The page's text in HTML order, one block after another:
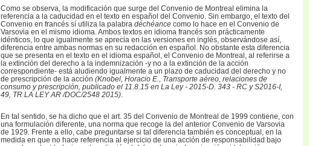
Como se observa, la modificación que surge del Convenio de Montreal elimina la
referencia a la caducidad en el texto en español del Convenio. Sin embargo, el texto del
Convenio en francés sí utiliza la palabra déchéance como lo hace en el Convenio de
Varsovia en el mismo idioma. Ambos textos en idioma francés son prácticamente
idénticos, lo que igualmente se aprecia en las versiones en inglés, observándose así,
diferencia entre ambas normas en su redacción en español. No obstante esta diferencia
que se presenta en el texto en el idioma español, el Convenio de Montreal, al referirse a
la extinción del derecho a la indemnización -y no a la extinción de la acción
correspondiente- está aludiendo igualmente a un plazo de caducidad del derecho y no
de prescripción de la acción (Knobel, Horacio E., Transporte aéreo, relaciones de
consumo y prescripción, publicado el 11.8.15 en La Ley - 2015-D. 343 - RC y S2016-I,
49, TR LA LEY AR /DOC/2548 2015).
En tal sentido, se ha dicho que el art. 35 del Convenio de Montreal de 1999 contiene, con
una formulación diferente, una norma que recoge la del anterior Convenio de Varsovia
de 1929. Frente a ello, cabe preguntarse si tal diferencia también es conceptual, en la
medida en que no hace referencia al ejercicio de una acción de responsabilidad bajo